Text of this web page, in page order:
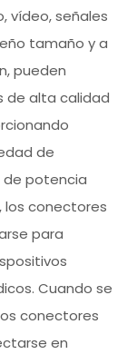
vídeo, señales
tamaño y a
pueden
de alta calidad
de
de potencia
los conectores
para
Cuando se
conectores
en